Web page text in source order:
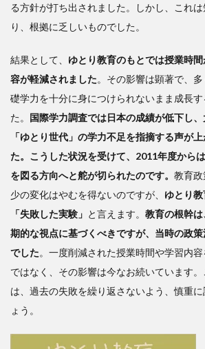
る方針が打ち出されました。しかし、これ
り、根拠に乏しいものでした。
結果として、 ゆとり教育のもとでは授業時
容が軽減されました。その影響は顕著で、
礎学力を十分に身につけられないまま成長
た。 国際学力調査では日本の成績が低下し
「ゆとり世代」の学力不足を指摘する声が
た。こうした状況を受けて、2011年度から
を図る方向へと舵が切られたのです。 教育
少の変化はやむを得ないのですが、 ゆとり
「失敗した実験」 と言えます。 教育の根幹
期的な視点に基づくべきですが、当時の政
でした。一度削減された授業時間や学習内
ではなく、その影響は今なお続いています
は、過去の失敗を繰り返さないよう、慎重
ょう。